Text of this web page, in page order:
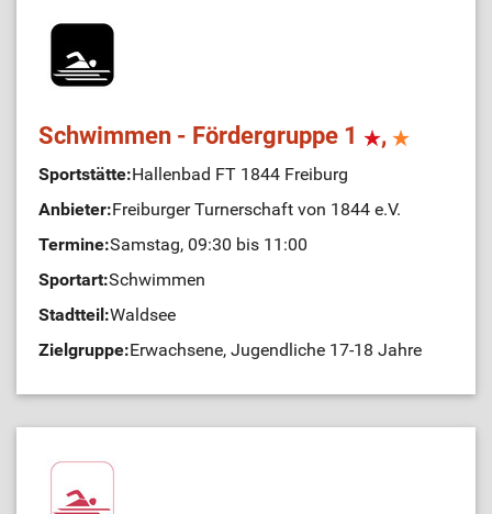
Schwimmen - Fördergruppe 1 ,
Sportstätte:Hallenbad FT 1844 Freiburg
Anbieter:Freiburger Turnerschaft von 1844 e.V.
Termine:Samstag, 09:30 bis 11:00
Sportart:Schwimmen
Stadtteil:Waldsee
Zielgruppe:Erwachsene, Jugendliche 17-18 Jahre